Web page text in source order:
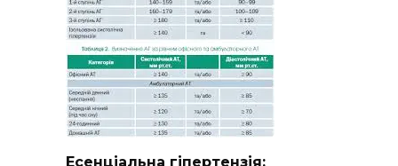
Есенціальна гіпертензія: